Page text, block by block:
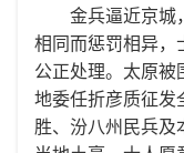
金兵逼近京城
相同而惩罚相异，
公正处理。太原被
地委任折彦质征发
胜、汾八州民兵及